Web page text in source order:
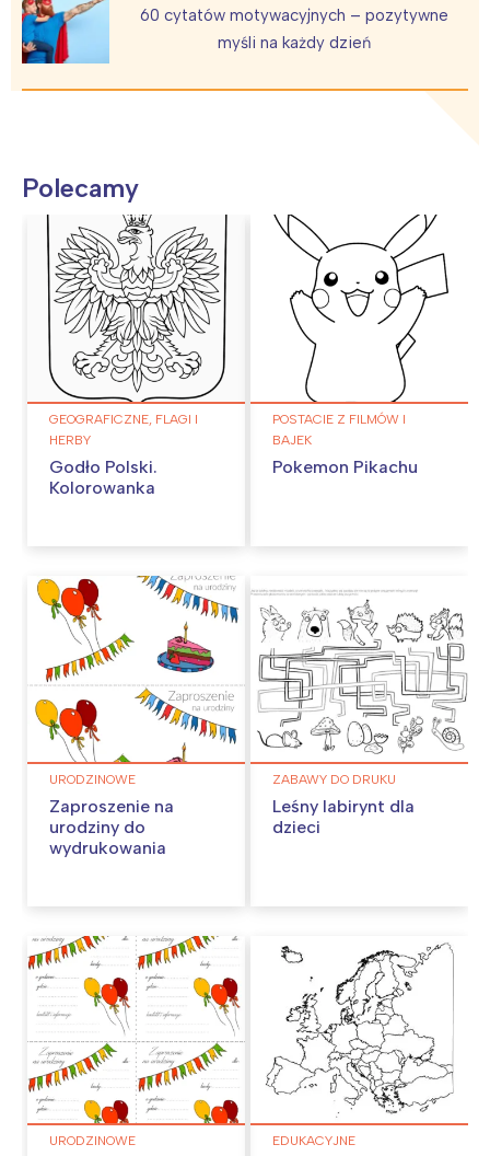
60 cytatów motywacyjnych – pozytywne
myśli na każdy dzień
Polecamy
GEOGRAFICZNE, FLAGI I
HERBY
Godło Polski.
Kolorowanka
POSTACIE Z FILMÓW I
BAJEK
Pokemon Pikachu
URODZINOWE
Zaproszenie na
urodziny do
wydrukowania
ZABAWY DO DRUKU
Leśny labirynt dla
dzieci
URODZINOWE EDUKACYJNE